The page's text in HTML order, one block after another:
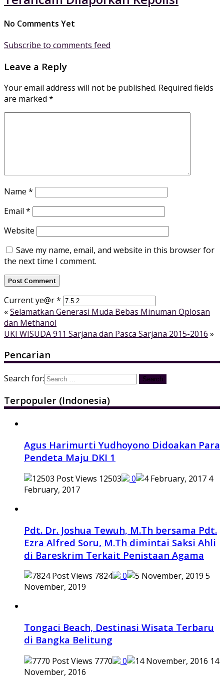
No Comments Yet
Subscribe to comments feed
Leave a Reply
Your email address will not be published. Required fields
are marked *
Name *
Email *
Website
Save my name, email, and website in this browser for
the next time I comment.
Current ye@r*
«Selamatkan Generasi Muda Bebas Minuman Oplosan
dan Methanol
UKI WISUDA 911 Sarjana dan Pasca Sarjana 2015-2016 »
Pencarian
Search for:
Terpopuler (Indonesia)
Agus Harimurti Yudhoyono Didoakan Para
Pendeta Maju DKI 1
12503 0
4
February, 2017
Pdt. Dr. Joshua Tewuh, M.Th bersama Pdt.
Ezra Alfred Soru, M.Th dimintai Saksi Ahli
di Bareskrim Terkait Penistaan Agama
7824 0
5
November, 2019
Tongaci Beach, Destinasi Wisata Terbaru
di Bangka Belitung
7770 0
14
November, 2016